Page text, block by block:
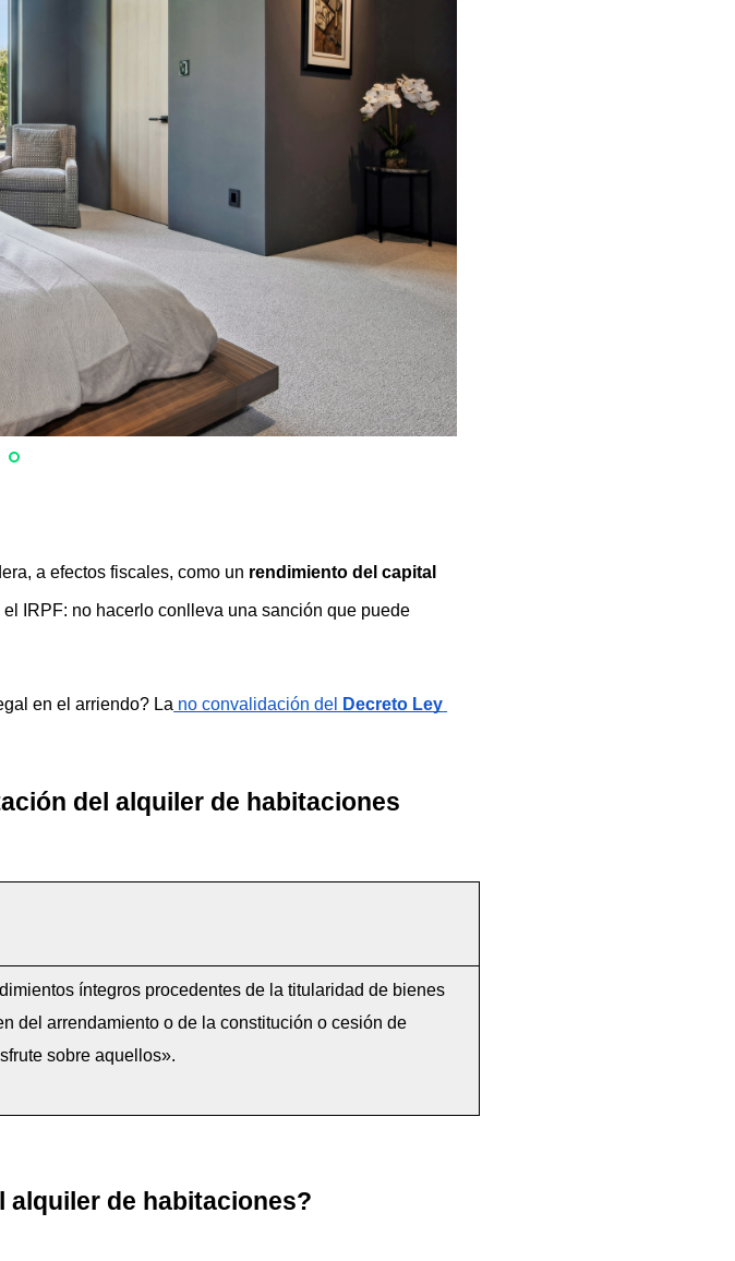
a efectos fiscales, como un rendimiento del capital
IRPF: no hacerlo conlleva una sanción que puede
en el arriendo? La no convalidación del Decreto Ley
del alquiler de habitaciones
íntegros procedentes de la titularidad de bienes
del arrendamiento o de la constitución o cesión de
sobre aquellos».
alquiler de habitaciones?